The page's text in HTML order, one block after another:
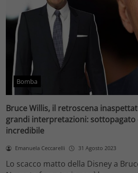
Bomba
Bruce Willis, il retroscena
grandi interpretazioni: sottopagato
incredibile
Emanuela Ceccarelli 31 Agosto 2023
Lo scacco matto della Disney a